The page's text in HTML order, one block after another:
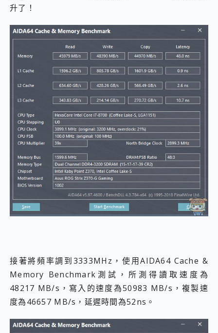
升了！
接著將頻率調到3333MHz，使用AIDA64 Cache &
Memory Benchmark測試，所測得讀取速度為
48217 MB/s，寫入的速度為50983 MB/s，複製速
度為46657 MB/s，延遲時間為52ns。